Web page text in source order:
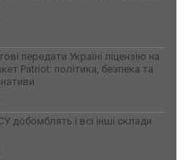
передати Україні ліцензію на
Patriot: політика, безпека та
добомблять і всі інші склади